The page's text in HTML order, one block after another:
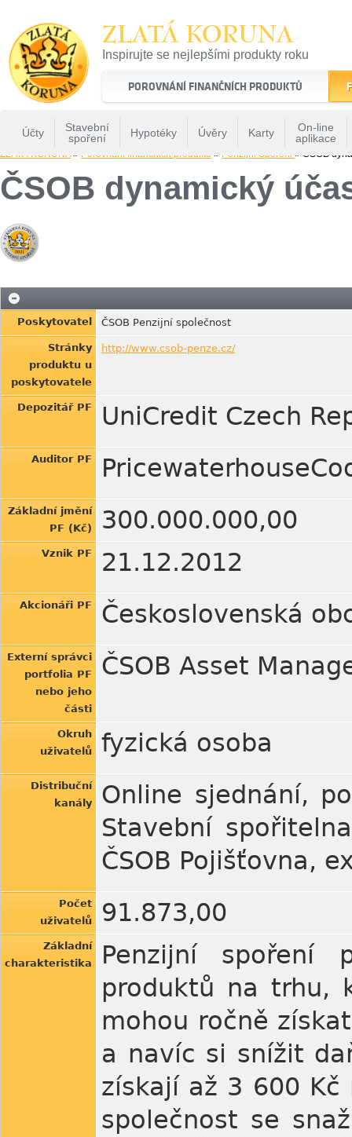
ZLATÁ KORUNA
Inspirujte se nejlepšími produkty roku
22 let tradice a kvality na finančním trhu
POROVNÁNÍ FINANČNÍCH PRODUKTŮ
Účty
Stavební
spoření
Hypotéky Úvěry Karty
On-line
aplikace
ZLATÁ KORUNA» Porovnání finančních produktů » Penzijni Sporeni » ČSOB
ČSOB dynamický
Poskytovatel ČSOB Penzijní společnost
Stránky
produktu u
poskytovatele
http://www.csob-penze.cz/
Depozitář PF UniCredit Czech
Auditor PF
Základní jmění
PF (Kč)
300.000.000,00
Vznik PF 21.12.2012
Akcionáři PF Československá
Externí správci
portfolia PF
nebo jeho
části
ČSOB Asset
Okruh
uživatelů
fyzická osoba
Distribuční
kanály
Online sjednání,
Stavební
ČSOB Pojišťovna,
Počet
uživatelů
91.873,00
Základní
charakteristika
Penzijní
produktů na trhu,
mohou ročně
a navíc si snížit
získají až 3 600 Kč
společnost se